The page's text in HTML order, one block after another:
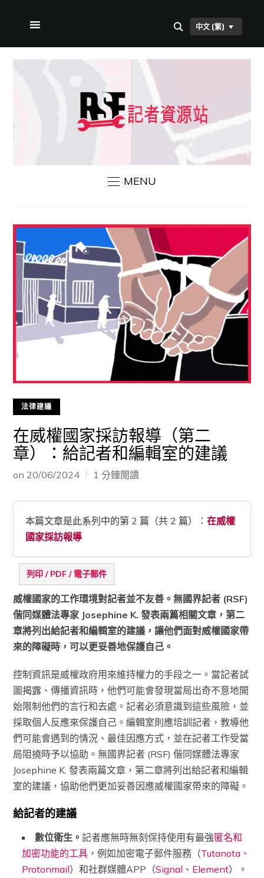
首頁
中文 (繁)
MENU
法律建議
在威權國家採訪報導（第二
章）：給記者和編輯室的建議
on 20/06/2024 1 分鐘閲讀
本篇文章是此系列中的第 2 篇（共 2 篇）：在威權
國家採訪報導
列印 / PDF / 電子郵件
威權國家的工作環境對記者並不友善。無國界記者 (RSF)
偕同媒體法專家 Josephine K. 發表兩篇相關文章，第二
章將列出給記者和編輯室的建議，讓他們面對威權國家帶
來的障礙時，可以更妥善地保護自己。
控制資訊是威權政府用來維持權力的手段之一。當記者試
圖揭露、傳播資訊時，他們可能會發現當局出奇不意地開
始限制他們的言行和去處。記者必須意識到這些風險，並
採取個人反應來保護自己。編輯室則應培訓記者，教導他
們可能會遇到的情況、最佳因應方式，並在記者工作受當
局阻撓時予以協助。無國界記者 (RSF) 偕同媒體法專家
Josephine K. 發表兩篇文章，第二章將列出給記者和編輯
室的建議，協助他們更加妥善因應威權國家帶來的障礙。
給記者的建議
數位衛生。記者應無時無刻保持使用有最強匿名和
加密功能的工具 ，例如加密電子郵件服務（Tutanota 、
Protonmail）和社群媒體APP（Signal 、 Element）。